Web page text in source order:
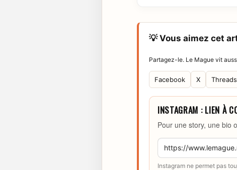
💡 Vous aimez cet
Partagez-le. Le Mague vit
Facebook X Threads
INSTAGRAM : LIEN À
Pour une story, une bio
Instagram ne permet pas